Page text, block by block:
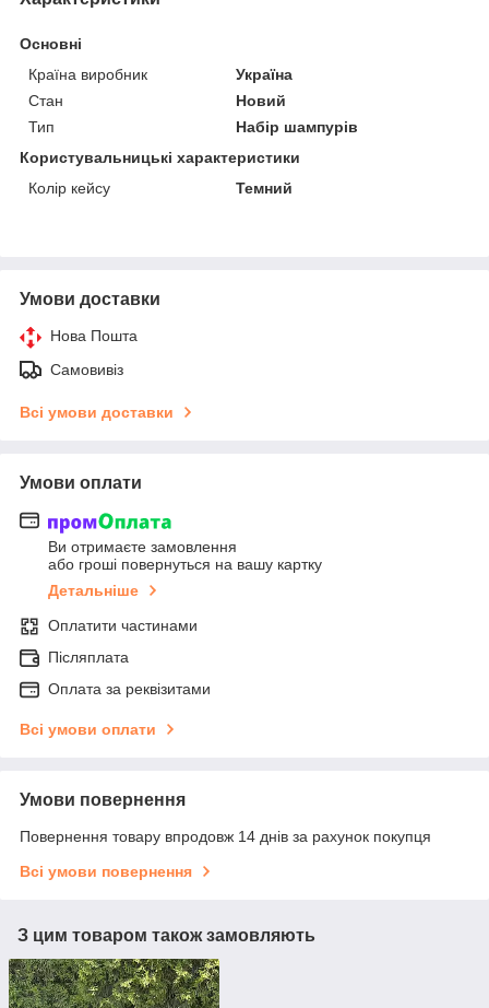
Основні
Країна виробник
Україна
Стан
Новий
Тип
Набір шампурів
Користувальницькі характеристики
Колір кейсу
Темний
Умови доставки
Нова Пошта
Самовивіз
Всі умови доставки
Умови оплати
Ви отримаєте замовлення
або гроші повернуться на вашу картку
Детальніше
Оплатити частинами
Післяплата
Оплата за реквізитами
Всі умови оплати
Умови повернення
Повернення товару впродовж 14 днів за рахунок покупця
Всі умови повернення
З цим товаром також замовляють